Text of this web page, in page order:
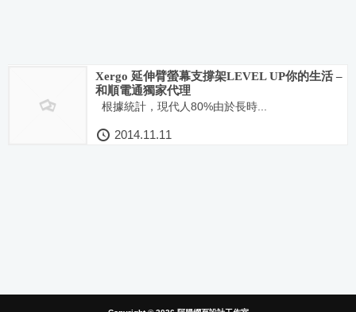
Xergo 延伸臂螢幕支撐架LEVEL UP你的生活 –
和順電通獨家代理
根據統計，現代人80%由於長時...
2014.11.11